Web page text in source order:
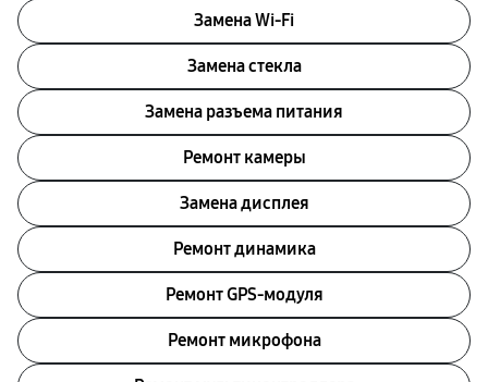
Замена Wi-Fi
Замена стекла
Замена разъема питания
Ремонт камеры
Замена дисплея
Ремонт динамика
Ремонт GPS-модуля
Ремонт микрофона